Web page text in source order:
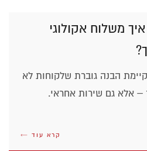
משלוח אקולוגי
הבנה גוברת שלקוחות לא
אלא גם שירות אחראי.
קרא עוד ←